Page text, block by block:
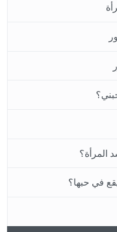
المرأة؟
في حبها؟